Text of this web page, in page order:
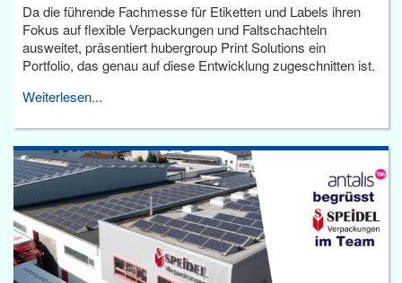
Da die führende Fachmesse für Etiketten und Labels ihren
Fokus auf flexible Verpackungen und Faltschachteln
ausweitet, präsentiert hubergroup Print Solutions ein
Portfolio, das genau auf diese Entwicklung zugeschnitten ist.
Weiterlesen...